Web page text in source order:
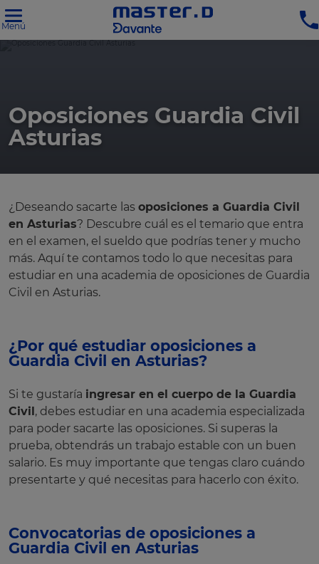
Menú
Oposiciones Guardia Civil
Asturias
¿Deseando sacarte las oposiciones a Guardia Civil
en Asturias? Descubre cuál es el temario que entra
en el examen, el sueldo que podrías tener y mucho
más. Aquí te contamos todo lo que necesitas para
estudiar en una academia de oposiciones de Guardia
Civil en Asturias.
¿Por qué estudiar oposiciones a
Guardia Civil en Asturias?
Si te gustaría ingresar en el cuerpo de la Guardia
Civil, debes estudiar en una academia especializada
para poder sacarte las oposiciones. Si superas la
prueba, obtendrás un trabajo estable con un buen
salario. Es muy importante que tengas claro cuándo
presentarte y qué necesitas para hacerlo con éxito.
Convocatorias de oposiciones a
Guardia Civil en Asturias